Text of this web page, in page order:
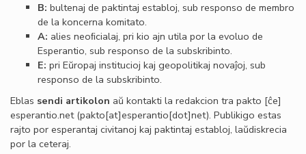
B: bultenaj de paktintaj establoj, sub responso de membro
de la koncerna komitato.
A: alies neoﬁcialaj, pri kio ajn utila por la evoluo de
Esperantio, sub responso de la subskribinto.
E: pri Eŭropaj institucioj kaj geopolitikaj novaĵoj, sub
responso de la subskribinto.
Eblas sendi artikolon aŭ kontakti la redakcion tra pakto [ĉe]
esperantio.net(pakto[at]esperantio[dot]net). Publikigo estas
rajto por esperantaj civitanoj kaj paktintaj establoj, laŭdiskrecia
por la ceteraj.